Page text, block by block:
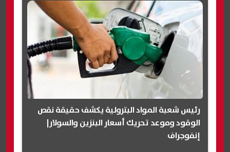
رئيس شعبة المواد البترولية يكشف حقيقة نقص
الوقود وموعد تحريك أسعار البنزين والسولار|
إنفوجراف